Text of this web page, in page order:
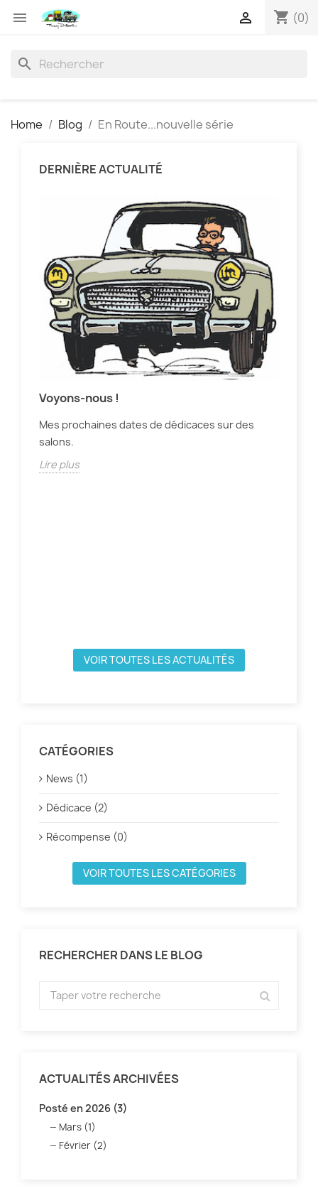
 shopping_cart (0)

search
Home Blog En Route...nouvelle série
DERNIÈRE ACTUALITÉ
Voyons-nous !
Mes prochaines dates de dédicaces sur des
salons.
Lire plus
VOIR TOUTES LES ACTUALITÉS
CATÉGORIES
News (1)
Dédicace (2)
Récompense (0)
VOIR TOUTES LES CATÉGORIES
RECHERCHER DANS LE BLOG
ACTUALITÉS ARCHIVÉES
Posté en 2026 (3)
Mars (1)
Février (2)